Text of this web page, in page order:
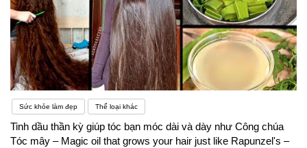
Sức khỏe làm đẹp Thể loại khác
Tinh dầu thần kỳ giúp tóc bạn móc dài và dày như Công chúa
Tóc mây – Magic oil that grows your hair just like Rapunzel's –